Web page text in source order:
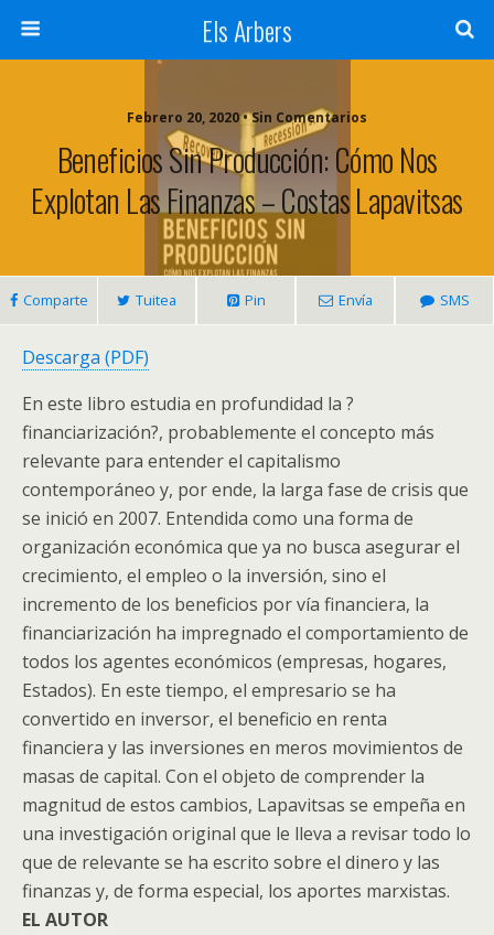
Els Arbers
Febrero 20, 2020 • Sin Comentarios
Beneficios Sin Producción: Cómo Nos
Explotan Las Finanzas – Costas Lapavitsas
Comparte Tuitea Pin Envía SMS
Descarga (PDF)
En este libro estudia en profundidad la ?
financiarización?, probablemente el concepto más
relevante para entender el capitalismo
contemporáneo y, por ende, la larga fase de crisis que
se inició en 2007. Entendida como una forma de
organización económica que ya no busca asegurar el
crecimiento, el empleo o la inversión, sino el
incremento de los beneficios por vía financiera, la
financiarización ha impregnado el comportamiento de
todos los agentes económicos (empresas, hogares,
Estados). En este tiempo, el empresario se ha
convertido en inversor, el beneficio en renta
financiera y las inversiones en meros movimientos de
masas de capital. Con el objeto de comprender la
magnitud de estos cambios, Lapavitsas se empeña en
una investigación original que le lleva a revisar todo lo
que de relevante se ha escrito sobre el dinero y las
finanzas y, de forma especial, los aportes marxistas.
EL AUTOR